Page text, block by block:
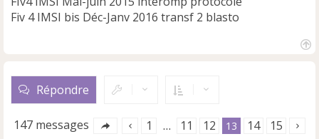
Fiv 4 IMSI bis Déc-Janv 2016 transf 2 blasto
Répondre
147 messages 1 … 11 12 13 14 15